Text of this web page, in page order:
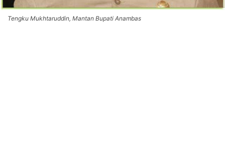
Tengku Mukhtaruddin, Mantan Bupati Anambas